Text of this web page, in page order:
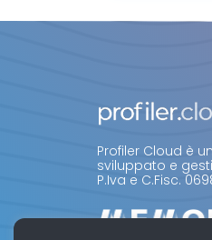
Profiler Cloud è
sviluppato e
P.Iva e C.Fisc.